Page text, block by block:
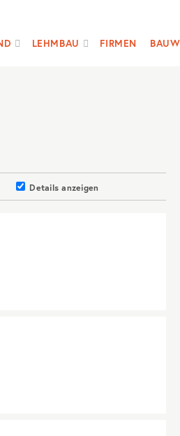
LEHMBAU FIRMEN
Details anzeigen